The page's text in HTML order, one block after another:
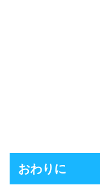
おわりに